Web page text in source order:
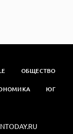
ОБЩЕСТВО
ЮГ